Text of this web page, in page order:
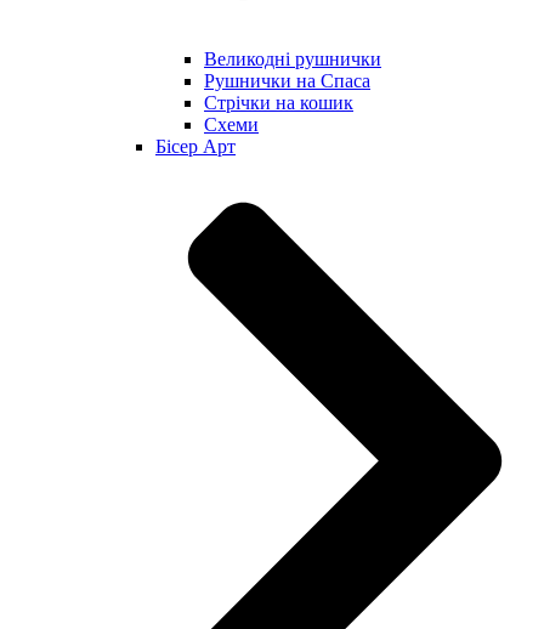
Великодні рушнички
Рушнички на Спаса
Стрічки на кошик
Схеми
Бісер Арт